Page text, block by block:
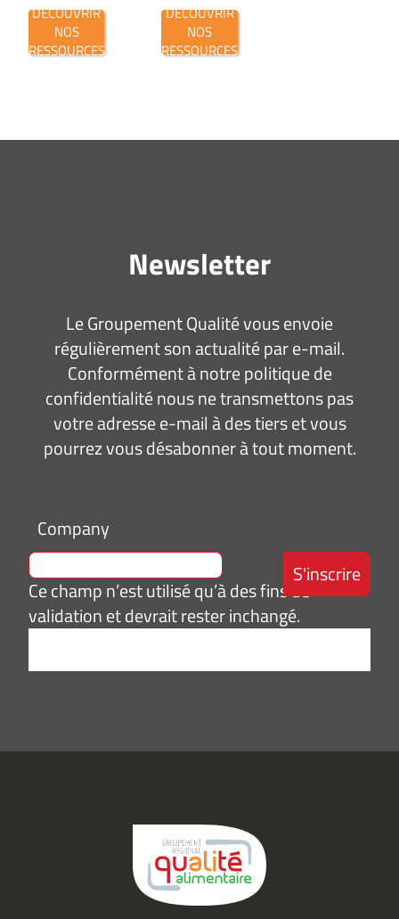
DÉCOUVRIR
NOS
RESSOURCES
DÉCOUVRIR
NOS
RESSOURCES
Newsletter
Le Groupement Qualité vous envoie
régulièrement son actualité par e-mail.
Conformément à notre politique de
confidentialité nous ne transmettons pas
votre adresse e-mail à des tiers et vous
pourrez vous désabonner à tout moment.
Company
Ce champ n’est utilisé qu’à des fins de
validation et devrait rester inchangé.
e-